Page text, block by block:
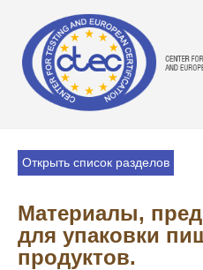
Открыть список разделов
Материалы,
для упаковки
продуктов.